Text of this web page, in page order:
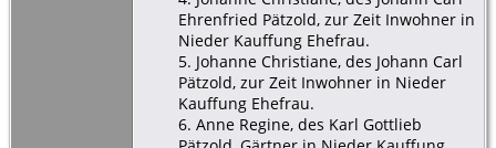
Ehrenfried Pätzold, zur Zeit Inwohner in
Nieder Kauffung Ehefrau.
5. Johanne Christiane, des Johann Carl
Pätzold, zur Zeit Inwohner in Nieder
Kauffung Ehefrau.
6. Anne Regine, des Karl Gottlieb